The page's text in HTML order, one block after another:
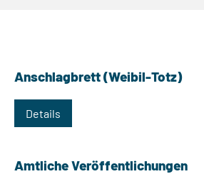
Anschlagbrett (Weibil-Totz)
Details
Amtliche Veröffentlichungen